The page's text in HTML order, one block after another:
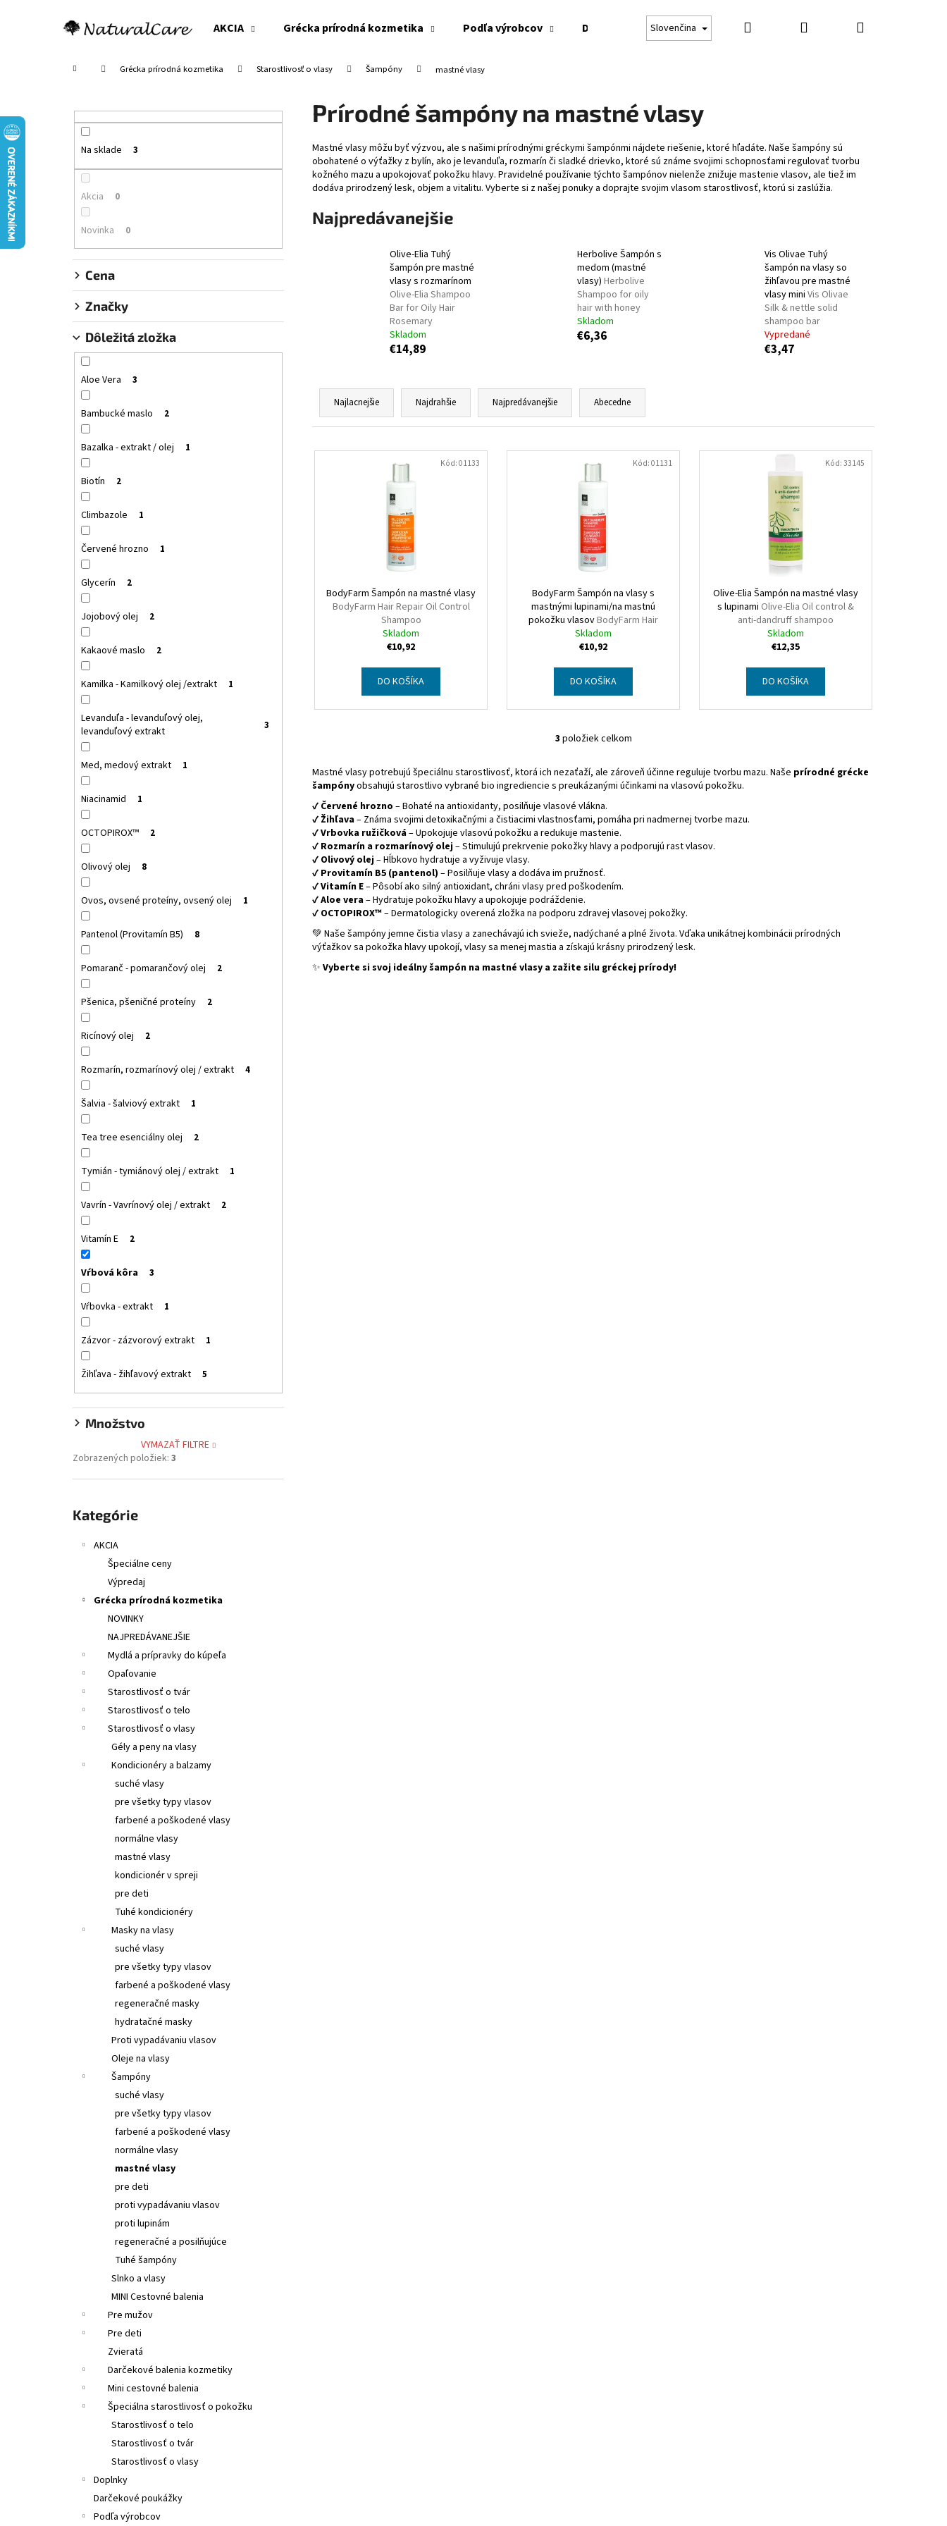
AKCIA Grécka prírodná kozmetika Podľa výrobcov Doplnky Darčekové poukážky Opaľovanie
Slovenčina Hľadať PrihlásenieNákupný
Domov Grécka prírodná kozmetika Starostlivosť o vlasy Šampóny mastné vlasy
Na sklade 3
Akcia 0
Novinka 0
Cena
Značky
Dôležitá zložka
Aloe Vera 3
Bambucké maslo 2
Bazalka - extrakt / olej 1
Biotín 2
Climbazole 1
Červené hrozno 1
Glycerín 2
Jojobový olej 2
Kakaové maslo 2
Kamilka - Kamilkový olej /extrakt 1
Levanduľa - levanduľový olej,
levanduľový extrakt
3
Med, medový extrakt 1
Niacinamid 1
OCTOPIROX™ 2
Olivový olej 8
Ovos, ovsené proteíny, ovsený olej 1
Pantenol (Provitamín B5) 8
Pomaranč - pomarančový olej 2
Pšenica, pšeničné proteíny 2
Ricínový olej 2
Rozmarín, rozmarínový olej / extrakt 4
Šalvia - šalviový extrakt 1
Tea tree esenciálny olej 2
Tymián - tymiánový olej / extrakt 1
Vavrín - Vavrínový olej / extrakt 2
Vitamín E 2
Vŕbová kôra 3
Vŕbovka - extrakt 1
Zázvor - zázvorový extrakt 1
Žihľava - žihľavový extrakt 5
Množstvo
VYMAZAŤ FILTRE
Zobrazených položiek: 3
kategórie
Kategórie
AKCIA
Špeciálne ceny
Výpredaj
Grécka prírodná kozmetika
NOVINKY
NAJPREDÁVANEJŠIE
Mydlá a prípravky do kúpeľa
Opaľovanie
Starostlivosť o tvár
Starostlivosť o telo
Starostlivosť o vlasy
Gély a peny na vlasy
Kondicionéry a balzamy
suché vlasy
pre všetky typy vlasov
farbené a poškodené vlasy
normálne vlasy
mastné vlasy
kondicionér v spreji
pre deti
Tuhé kondicionéry
Masky na vlasy
suché vlasy
pre všetky typy vlasov
farbené a poškodené vlasy
regeneračné masky
hydratačné masky
Proti vypadávaniu vlasov
Oleje na vlasy
Šampóny
suché vlasy
pre všetky typy vlasov
farbené a poškodené vlasy
normálne vlasy
mastné vlasy
pre deti
proti vypadávaniu vlasov
proti lupinám
regeneračné a posilňujúce
Tuhé šampóny
Slnko a vlasy
MINI Cestovné balenia
Pre mužov
Pre deti
Zvieratá
Darčekové balenia kozmetiky
Mini cestovné balenia
Špeciálna starostlivosť o pokožku
Starostlivosť o telo
Starostlivosť o tvár
Starostlivosť o vlasy
Doplnky
Darčekové poukážky
Podľa výrobcov
Prírodné šampóny na mastné vlasy
Mastné vlasy môžu byť výzvou, ale s našimi prírodnými gréckymi šampónmi nájdete riešenie, ktoré hľadáte. Naše šampóny sú
obohatené o výťažky z bylín, ako je levanduľa, rozmarín či sladké drievko, ktoré sú známe svojimi schopnosťami regulovať tvorbu
kožného mazu a upokojovať pokožku hlavy. Pravidelné používanie týchto šampónov nielenže znižuje mastenie vlasov, ale tiež im
dodáva prirodzený lesk, objem a vitalitu. Vyberte si z našej ponuky a doprajte svojim vlasom starostlivosť, ktorú si zaslúžia.
Najpredávanejšie
Olive-Elia Tuhý
šampón pre mastné
vlasy s rozmarínom
Olive-Elia Shampoo
Bar for Oily Hair
Rosemary
Skladom
€14,89
Herbolive Šampón s
medom (mastné
vlasy) Herbolive
Shampoo for oily
hair with honey
Skladom
€6,36
Vis Olivae Tuhý
šampón na vlasy so
žihľavou pre mastné
vlasy mini Vis Olivae
Silk & nettle solid
shampoo bar
Vypredané
€3,47
R
d
Najlacnejšie Najdrahšie Najpredávanejšie Abecedne
V
BodyFarm Šampón na mastné vlasy
BodyFarm Hair Repair Oil Control
Shampoo
Skladom
€10,92
DO KOŠÍKA
Kód:01133
BodyFarm Šampón na vlasy s
mastnými lupinami/na mastnú
pokožku vlasovBodyFarm Hair
Repair Oily Dandruff Shampoo
Skladom
€10,92
DO KOŠÍKA
Kód:01131
Olive-Elia Šampón na mastné vlasy
s lupinami Olive-Elia Oil control &
anti-dandruff shampoo
Skladom
€12,35
DO KOŠÍKA
Kód:33145
O
l
á
d
a
c
i
e
p
v
k
y
v
3 položiek celkom
Mastné vlasy potrebujú špeciálnu starostlivosť, ktorá ich nezaťaží, ale zároveň účinne reguluje tvorbu mazu. Naše prírodné grécke
šampónyobsahujú starostlivo vybrané bio ingrediencie s preukázanými účinkami na vlasovú pokožku.
✔ Červené hrozno – Bohaté na antioxidanty, posilňuje vlasové vlákna.
✔ Žihľava– Známa svojimi detoxikačnými a čistiacimi vlastnosťami, pomáha pri nadmernej tvorbe mazu.
✔Vrbovka ružičková– Upokojuje vlasovú pokožku a redukuje mastenie.
✔ Rozmarín a rozmarínový olej– Stimulujú prekrvenie pokožky hlavy a podporujú rast vlasov.
✔ Olivový olej– Hĺbkovo hydratuje a vyživuje vlasy.
✔ Provitamín B5 (pantenol) – Posilňuje vlasy a dodáva im pružnosť.
✔Vitamín E– Pôsobí ako silný antioxidant, chráni vlasy pred poškodením.
✔Aloe vera– Hydratuje pokožku hlavy a upokojuje podráždenie.
✔ OCTOPIROX™– Dermatologicky overená zložka na podporu zdravej vlasovej pokožky.
💚 Naše šampóny jemne čistia vlasy a zanechávajú ich svieže, nadýchané a plné života. Vďaka unikátnej kombinácii prírodných
výťažkov sa pokožka hlavy upokojí, vlasy sa menej mastia a získajú krásny prirodzený lesk.
✨ Vyberte si svoj ideálny šampón na mastné vlasy a zažite silu gréckej prírody!
Späť
Späť
Čo potrebujete nájsť?
HĽADAŤ
Odporúčame
Nasledujúce
SANTO VOLCANO SPA KOZMETICKÉ SÉRUM -
OLEJ NA VLASY A TELO
COSMETIC SERUM – OIL HAIR & BODY
€26,55
HNEDÁ SKLENENÁ FARMACEUTICKÁ FĽAŠA S
KVAPKACOU PIPETOU 5 ML
ML, GLASS, AMBER, PHARMACEUTICAL +
DROPPER PIPETTE, GLASS, WITH BLACK CAP
Pôvodne:€1,98
DONKEY MILK MYDLO